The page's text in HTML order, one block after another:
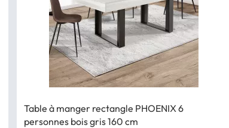
Table à manger rectangle PHOENIX 6
personnes bois gris 160 cm